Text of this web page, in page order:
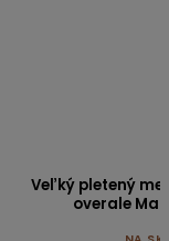
Veľký pletený
overale